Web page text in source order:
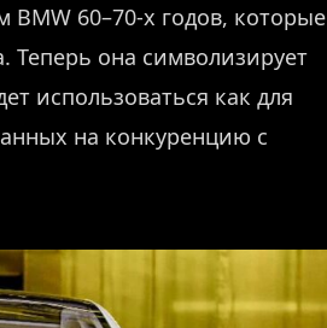
60–70-х годов, которые
она символизирует
использоваться как для
на конкуренцию с